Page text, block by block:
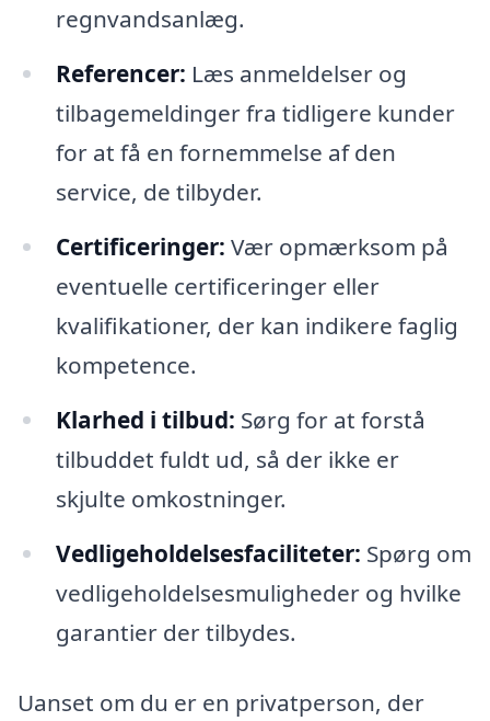
regnvandsanlæg.
Referencer: Læs anmeldelser og
tilbagemeldinger fra tidligere kunder
for at få en fornemmelse af den
service, de tilbyder.
Certificeringer: Vær opmærksom på
eventuelle certificeringer eller
kvalifikationer, der kan indikere faglig
kompetence.
Klarhed i tilbud: Sørg for at forstå
tilbuddet fuldt ud, så der ikke er
skjulte omkostninger.
Vedligeholdelsesfaciliteter: Spørg om
vedligeholdelsesmuligheder og hvilke
garantier der tilbydes.
Uanset om du er en privatperson, der